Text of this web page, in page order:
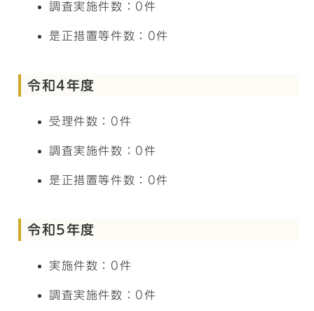
調査実施件数：0件
是正措置等件数：0件
令和4年度
受理件数：0件
調査実施件数：0件
是正措置等件数：0件
令和5年度
実施件数：0件
調査実施件数：0件